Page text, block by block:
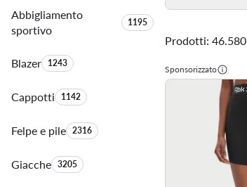
Abbigliamento
sportivo
Quantità di prodotti:
1195
BlazerQuantità di prodotti:
1243
CappottiQuantità di prodotti:
1142
Felpe e pileQuantità di prodotti:
2316
GiaccheQuantità di prodotti:
3205
Prodotti: 46.580
Sponsorizzato